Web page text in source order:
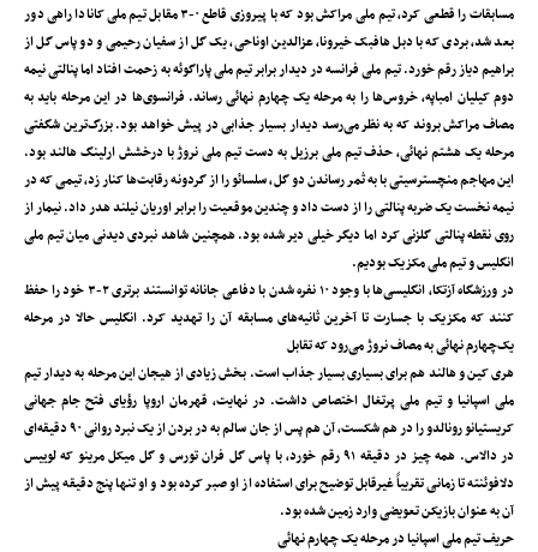
مسابقات را قطعی کرد، تیم ملی مراکش بود که با پیروزی قاطع ۰-۳ مقابل تیم ملی کانادا راهی دور
بعد شد، بردی که با دبل ‌هافبک خیرونا، عزالدین اوناحی، یک گل از سفیان رحیمی و دو پاس گل از
براهیم دیاز رقم خورد. تیم ملی فرانسه در دیدار برابر تیم ملی پاراگوئه به زحمت افتاد اما پنالتی نیمه
دوم کیلیان امباپه، خروس‌ها را به مرحله یک‌ چهارم نهائی رساند. فرانسوی‌ها در این مرحله باید به
مصاف مراکش بروند که به نظر می‌رسد دیدار بسیار جذابی در پیش خواهد بود. بزرگ‌ترین شگفتی
مرحله یک‌ هشتم نهائی، حذف تیم ملی برزیل به دست تیم ملی نروژ با درخشش ارلینگ ‌هالند بود.
این مهاجم منچسترسیتی با به ثمر رساندن دو گل، سلسائو را از گردونه رقابت‌ها کنار زد، تیمی که در
نیمه نخست یک ضربه پنالتی را از دست داد و چندین موقعیت را برابر اوریان نیلند هدر داد. نیمار از
روی نقطه پنالتی گلزنی کرد اما دیگر خیلی دیر شده بود. همچنین شاهد نبردی دیدنی میان تیم ملی
انگلیس و تیم ملی مکزیک بودیم.
در ورزشگاه آزتکا، انگلیسی‌ها با وجود ۱۰ نفره شدن با دفاعی جانانه توانستند برتری ۲-۳ خود را حفظ
کنند که مکزیک با جسارت تا آخرین ثانیه‌های مسابقه آن را تهدید کرد. انگلیس حالا در مرحله
یک‌چهارم نهائی به مصاف نروژ می‌رود که تقابل
هری کین و ‌هالند هم برای بسیاری بسیار جذاب است. بخش زیادی از هیجان این مرحله به دیدار تیم
ملی اسپانیا و تیم ملی پرتغال اختصاص داشت. در نهایت، قهرمان اروپا رؤیای فتح جام جهانی
کریستیانو رونالدو را در هم شکست، آن هم پس از جان سالم به در بردن از یک نبرد روانی ۹۰ دقیقه‌ای
در دالاس. همه‌ چیز در دقیقه ۹۱ رقم خورد، با پاس گل فران تورس و گل میکل مرینو که لوییس
دلافوئنته تا زمانی تقریباً غیرقابل‌ توضیح برای استفاده از او صبر کرده بود و او تنها پنج دقیقه پیش از
آن به عنوان بازیکن تعویضی وارد زمین شده بود.
حریف تیم ملی اسپانیا در مرحله یک‌ چهارم نهائی